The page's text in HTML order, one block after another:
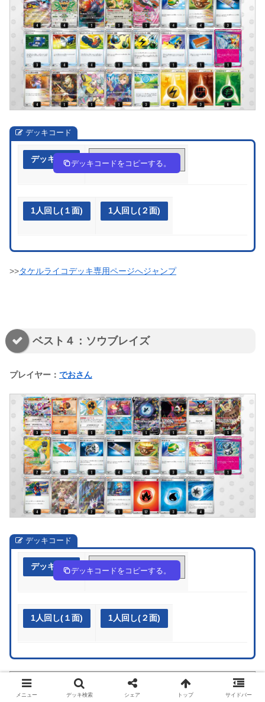
デッキコード
デッキ作成 2U3SEM-ibn7dn-yM2yXM
デッキコードをコピーする。
1人回し(１面) 1人回し(２面)
>>タケルライコデッキ専用ページへジャンプ
ベスト４：ソウブレイズ
プレイヤー： でおさん
デッキコード
デッキ作成 nggnHQ-rhntT6-Ln9LHi
デッキコードをコピーする。
1人回し(１面) 1人回し(２面)
ポケカ シティリーグ2025s2
メニュー デッキ検索 シェア トップ サイドバー